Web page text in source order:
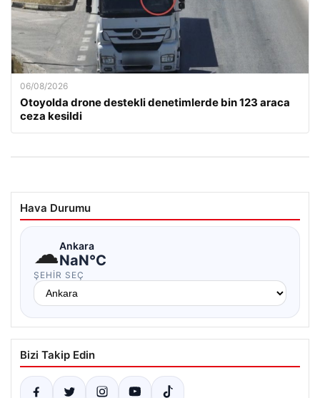
06/08/2026
Otoyolda drone destekli denetimlerde bin 123 araca
ceza kesildi
Hava Durumu
☁Ankara
NaN°C
ŞEHIR SEÇ
Bizi Takip Edin